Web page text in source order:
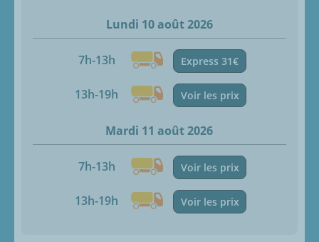
Lundi 10 août 2026
7h-13h Express 31€
13h-19h Voir les prix
Mardi 11 août 2026
7h-13h Voir les prix
13h-19h Voir les prix